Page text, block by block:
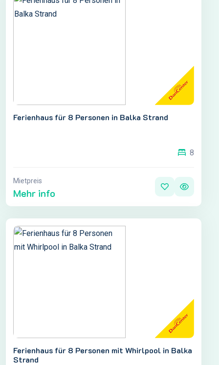
Ferienhaus für 8 Personen in Balka Strand
8
Mietpreis
Mehr info
Ferienhaus für 8 Personen mit Whirlpool in Balka
Strand